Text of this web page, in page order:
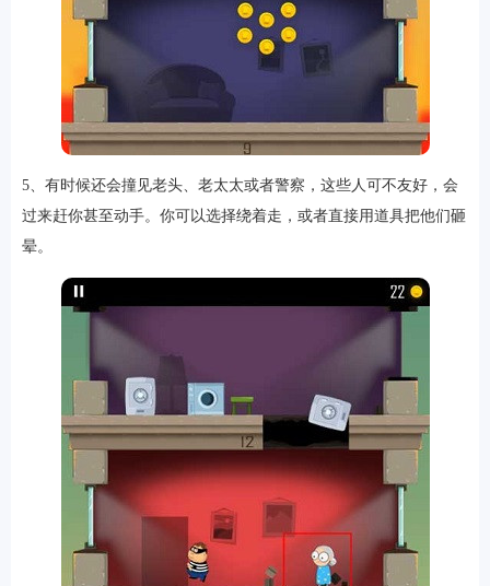
5、有时候还会撞见老头、老太太或者警察，这些人可不友好，会
过来赶你甚至动手。你可以选择绕着走，或者直接用道具把他们砸
晕。